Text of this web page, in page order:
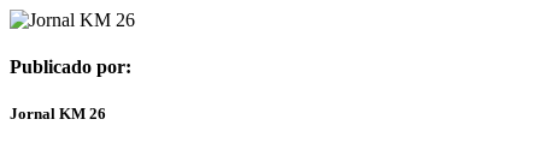
Publicado por:
Jornal KM 26